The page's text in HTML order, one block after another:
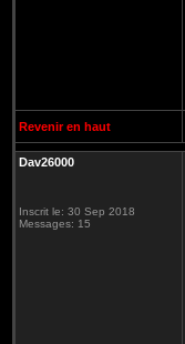
Revenir en haut
Dav26000
Inscrit le: 30 Sep 2018
Messages: 15